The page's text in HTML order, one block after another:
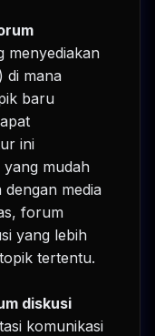
menyediakan
di mana
baru
ini
mudah
dengan media
forum
yang lebih
tertentu.
diskusi
komunikasi